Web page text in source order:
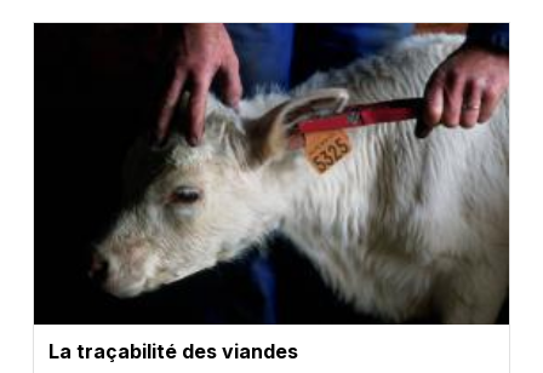
La traçabilité des viandes